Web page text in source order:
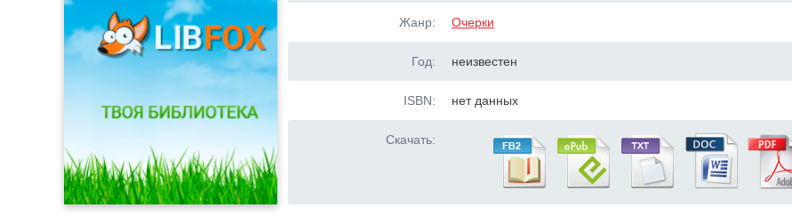
Жанр: Очерки
Год: неизвестен
ISBN: нет данных
Скачать: